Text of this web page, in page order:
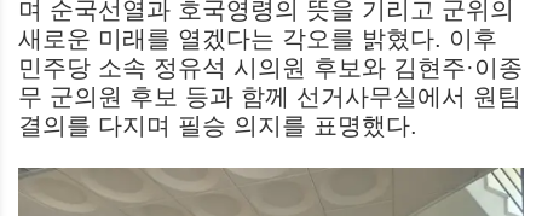
며 순국선열과 호국영령의 뜻을 기리고 군위의
새로운 미래를 열겠다는 각오를 밝혔다. 이후
민주당 소속 정유석 시의원 후보와 김현주·이종
무 군의원 후보 등과 함께 선거사무실에서 원팀
결의를 다지며 필승 의지를 표명했다.